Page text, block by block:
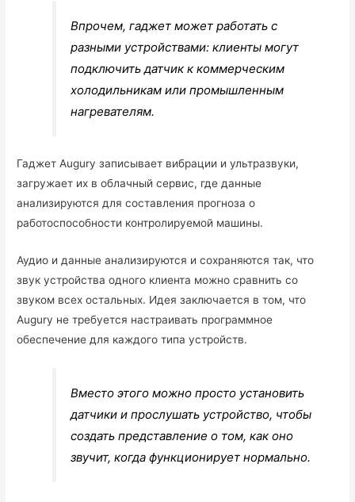
Впрочем, гаджет может работать с
разными устройствами: клиенты могут
подключить датчик к коммерческим
холодильникам или промышленным
нагревателям.
Гаджет Augury записывает вибрации и ультразвуки,
загружает их в облачный сервис, где данные
анализируются для составления прогноза о
работоспособности контролируемой машины.
Аудио и данные анализируются и сохраняются так, что
звук устройства одного клиента можно сравнить со
звуком всех остальных. Идея заключается в том, что
Augury не требуется настраивать программное
обеспечение для каждого типа устройств.
Вместо этого можно просто установить
датчики и прослушать устройство, чтобы
создать представление о том, как оно
звучит, когда функционирует нормально.